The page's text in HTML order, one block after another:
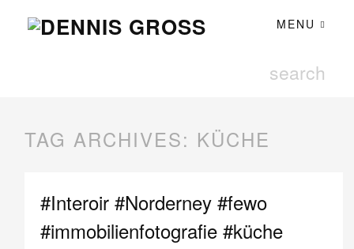
MENU
TAG ARCHIVES: KÜCHE
#Interoir #Norderney #fewo
#immobilienfotografie #küche